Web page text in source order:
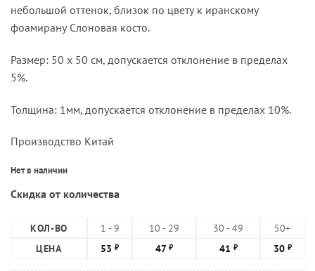
небольшой оттенок, близок по цвету к иранскому
фоамирану Слоновая косто.
Размер: 50 х 50 см, допускается отклонение в пределах
5%.
Толщина: 1мм, допускается отклонение в пределах 10%.
Производство Китай
Нет в наличии
Скидка от количества
КОЛ-ВО 1 - 9 10 - 29 30 - 49
50+
ЦЕНА
53 ₽ 47 ₽ 41 ₽ 30 ₽